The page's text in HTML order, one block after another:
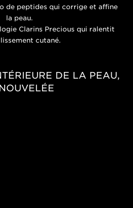
de peptides qui corrige et affine
la peau.
Clarins Precious qui ralentit
cutané.
DE LA PEAU,